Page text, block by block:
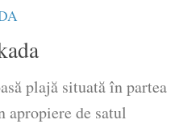
plajă situată în partea
apropiere de satul